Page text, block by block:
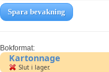
Spara bevakning
Bokformat:
Kartonnage
Slut i lager.